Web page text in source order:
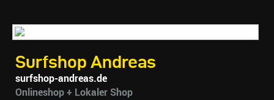
Surfshop Andreas
surfshop-andreas.de
Onlineshop + Lokaler Shop